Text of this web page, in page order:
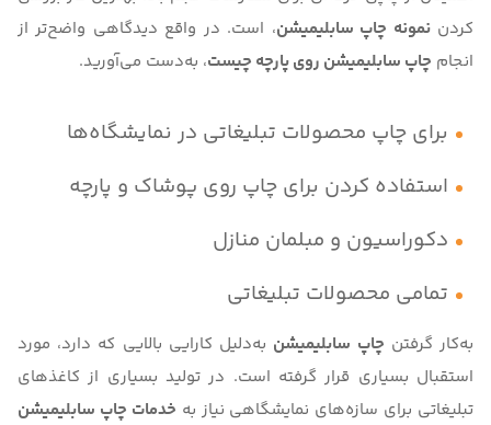
کردننمونه چاپ سابلیمیشن، است. در واقع دیدگاهی واضح‌تر از
انجام چاپ سابلیمیشن روی پارچه چیست، به‌دست می‌آورید.
برای چاپ محصولات تبلیغاتی در نمایشگاه‌ها
استفاده کردن برای چاپ روی پوشاک و پارچه
دکوراسیون و مبلمان منازل
تمامی محصولات تبلیغاتی
به‌کار گرفتن چاپ سابلیمیشن به‌دلیل کارایی بالایی که دارد، مورد
استقبال بسیاری قرار گرفته است. در تولید بسیاری از کاغذهای
تبلیغاتی برای سازه‌های نمایشگاهی نیاز به خدمات چاپ سابلیمیشن